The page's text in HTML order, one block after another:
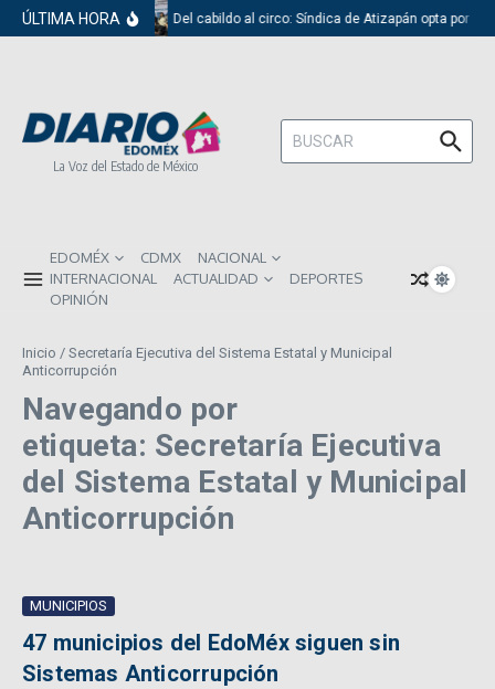
Saltar al contenido
ÚLTIMA HORA Del cabildo al circo: Síndica de Atizapán opta por el
La Voz del Estado de México
Buscar:
EDOMÉX CDMX
NACIONAL
INTERNACIONAL
ACTUALIDAD
DEPORTES
OPINIÓN
Inicio / Secretaría Ejecutiva del Sistema Estatal y Municipal
Anticorrupción
Navegando por
etiqueta: Secretaría Ejecutiva
del Sistema Estatal y Municipal
Anticorrupción
MUNICIPIOS
47 municipios del EdoMéx siguen sin
Sistemas Anticorrupción